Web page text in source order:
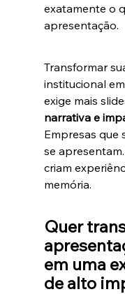
exatamente o
apresentação.
Transformar
institucional
exige mais
narrativa e
Empresas que
se
criam
memória.
Quer
em uma
de alto